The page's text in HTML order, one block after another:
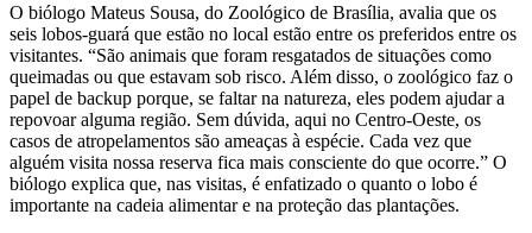
O biólogo Mateus Sousa, do Zoológico de Brasília, avalia que os
seis lobos-guará que estão no local estão entre os preferidos entre os
visitantes. “São animais que foram resgatados de situações como
queimadas ou que estavam sob risco. Além disso, o zoológico faz o
papel de backup porque, se faltar na natureza, eles podem ajudar a
repovoar alguma região. Sem dúvida, aqui no Centro-Oeste, os
casos de atropelamentos são ameaças à espécie. Cada vez que
alguém visita nossa reserva fica mais consciente do que ocorre.” O
biólogo explica que, nas visitas, é enfatizado o quanto o lobo é
importante na cadeia alimentar e na proteção das plantações.